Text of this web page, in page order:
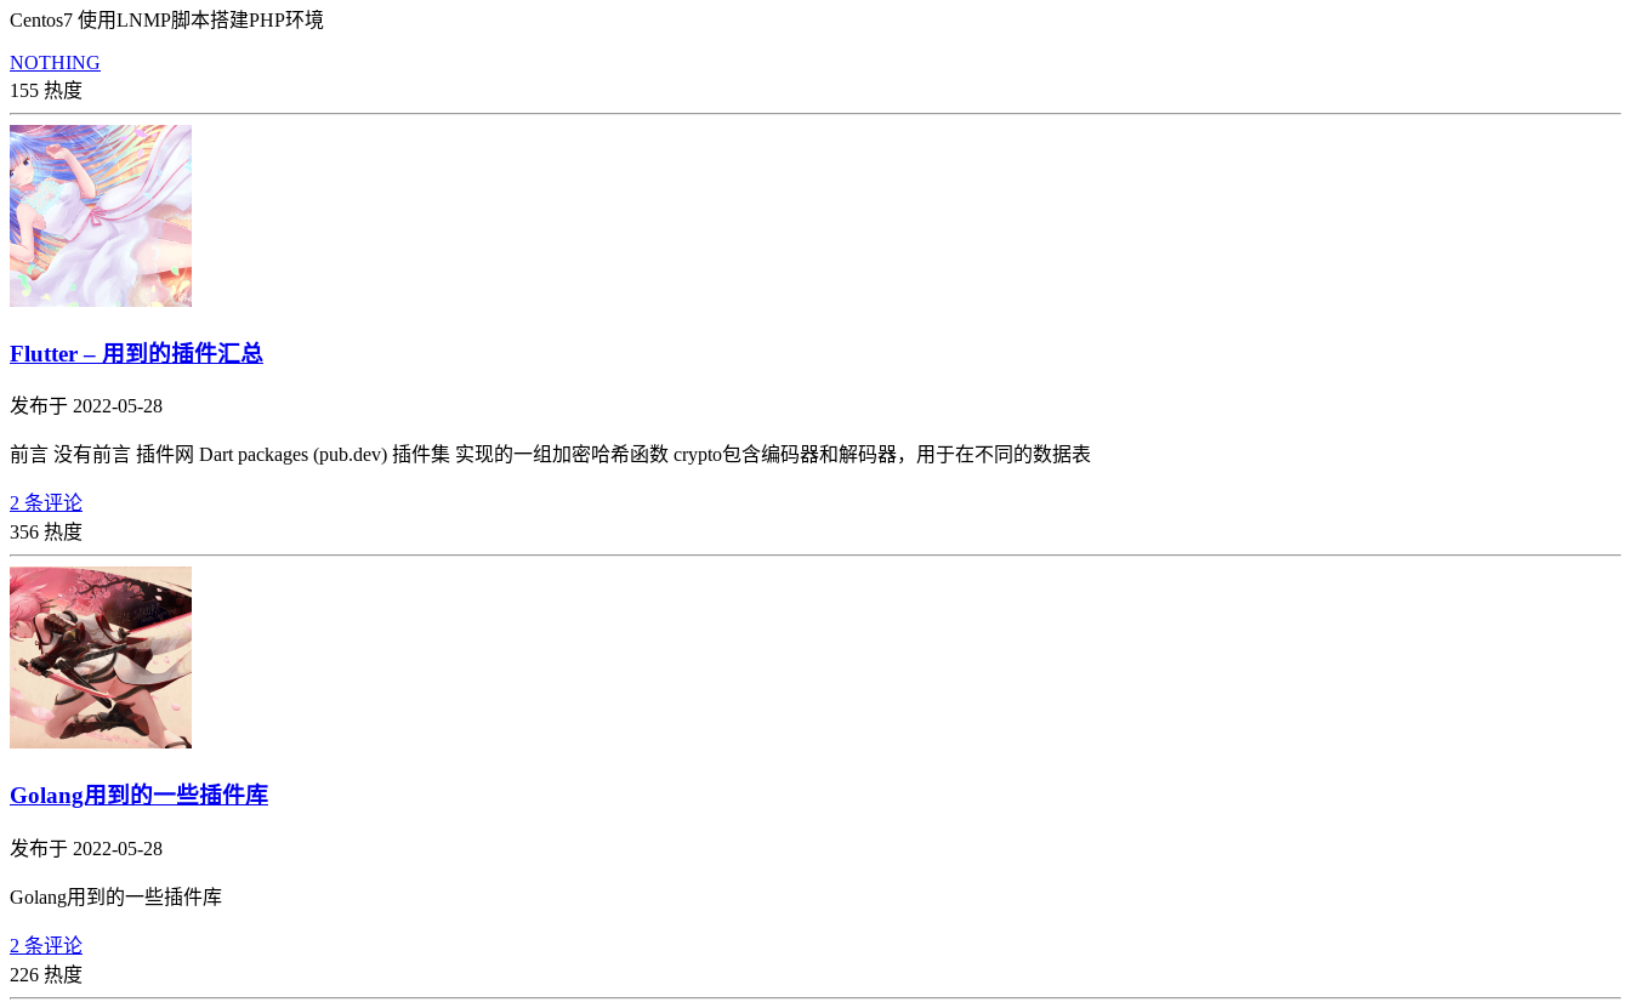
Centos7 使用LNMP脚本搭建PHP环境
NOTHING
155 热度
Flutter – 用到的插件汇总
发布于 2022-05-28
前言 没有前言 插件网 Dart packages (pub.dev) 插件集 实现的一组加密哈希函数 crypto包含编码器和解码器，用于在不同的数据表
2 条评论
356 热度
Golang用到的一些插件库
发布于 2022-05-28
Golang用到的一些插件库
2 条评论
226 热度